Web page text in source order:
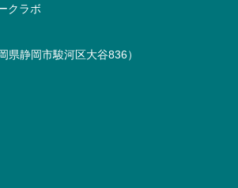
県静岡市駿河区大谷836）